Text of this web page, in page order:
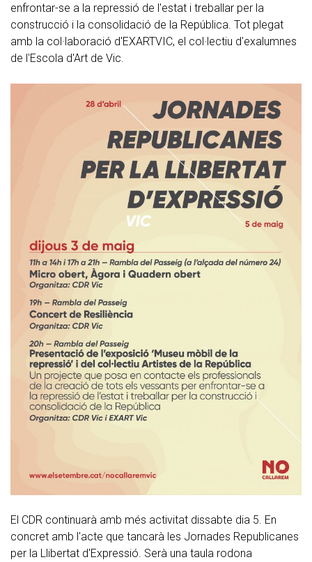
enfrontar-se a la repressió de l'estat i treballar per la
construcció i la consolidació de la República. Tot plegat
amb la col·laboració d'EXARTVIC, el col·lectiu d'exalumnes
de l'Escola d'Art de Vic.
El CDR continuarà amb més activitat dissabte dia 5. En
concret amb l'acte que tancarà les Jornades Republicanes
per la Llibertat d'Expressió. Serà una taula rodona